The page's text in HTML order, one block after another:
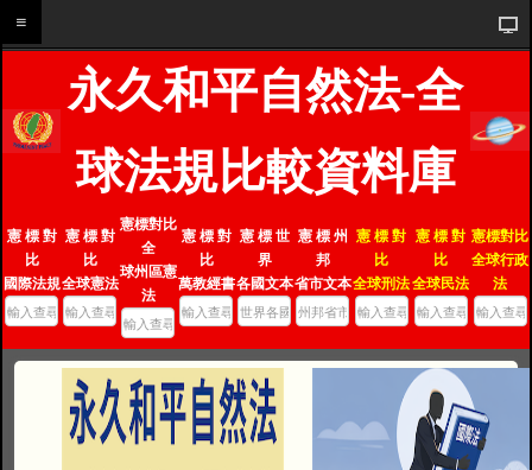
永久和平自然法-全
球法規比較資料庫
憲 標 對
比
國際法規
憲 標 對
比
全球憲法
憲標對比
全
球州區憲
法
憲 標 對
比
萬教經書
憲 標 世
界
各國文本
憲 標 州
邦
省市文本
憲 標 對
比
全球刑法
憲 標 對
比
全球民法
憲標對比
全球行政
法